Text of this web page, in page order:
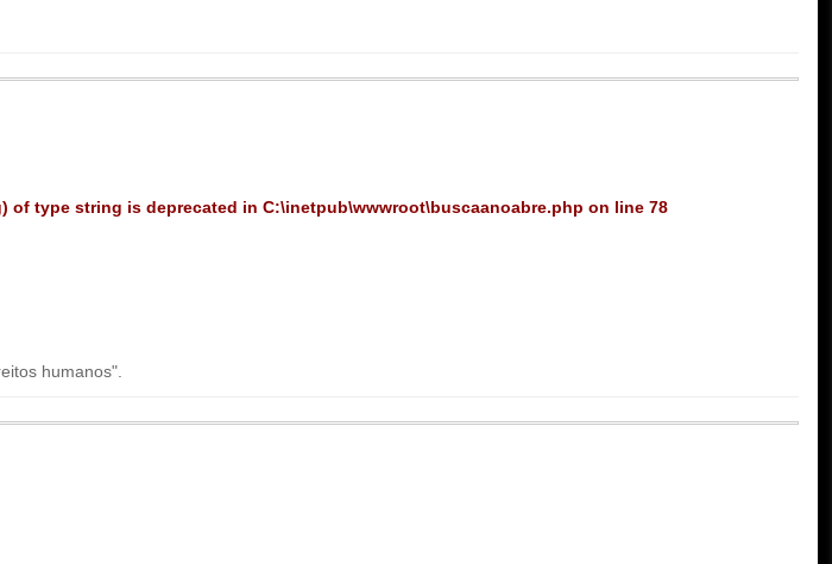
of type string is deprecated inC:\inetpub\wwwroot\buscaanoabre.php on line78
humanos".